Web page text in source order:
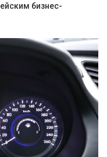
бизнес-